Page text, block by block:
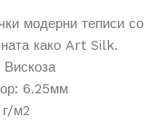
модерни теписи со
како Art Silk.
6.25мм
м2